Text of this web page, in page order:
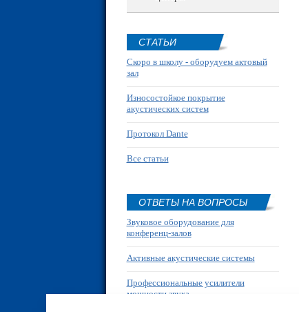
СТАТЬИ
Скоро в школу - оборудуем актовый
зал
Износостойкое покрытие
акустических систем
Протокол Dante
Все статьи
ОТВЕТЫ НА ВОПРОСЫ
Звуковое оборудование для
конференц-залов
Активные акустические системы
Профессиональные усилители
мощности звука